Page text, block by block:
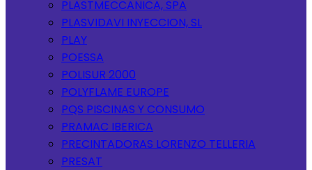
PLASTMECCANICA, SPA
PLASVIDAVI INYECCION, SL
PLAY
POESSA
POLISUR 2000
POLYFLAME EUROPE
PQS PISCINAS Y CONSUMO
PRAMAC IBERICA
PRECINTADORAS LORENZO TELLERIA
PRESAT